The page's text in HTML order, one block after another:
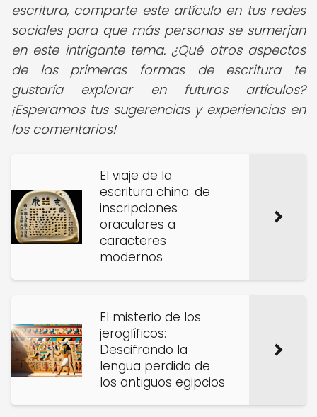
escritura, comparte este artículo en tus redes
sociales para que más personas se sumerjan
en este intrigante tema. ¿Qué otros aspectos
de las primeras formas de escritura te
gustaría explorar en futuros artículos?
¡Esperamos tus sugerencias y experiencias en
los comentarios!
El viaje de la
escritura china: de
inscripciones
oraculares a
caracteres
modernos
El misterio de los
jeroglíficos:
Descifrando la
lengua perdida de
los antiguos egipcios